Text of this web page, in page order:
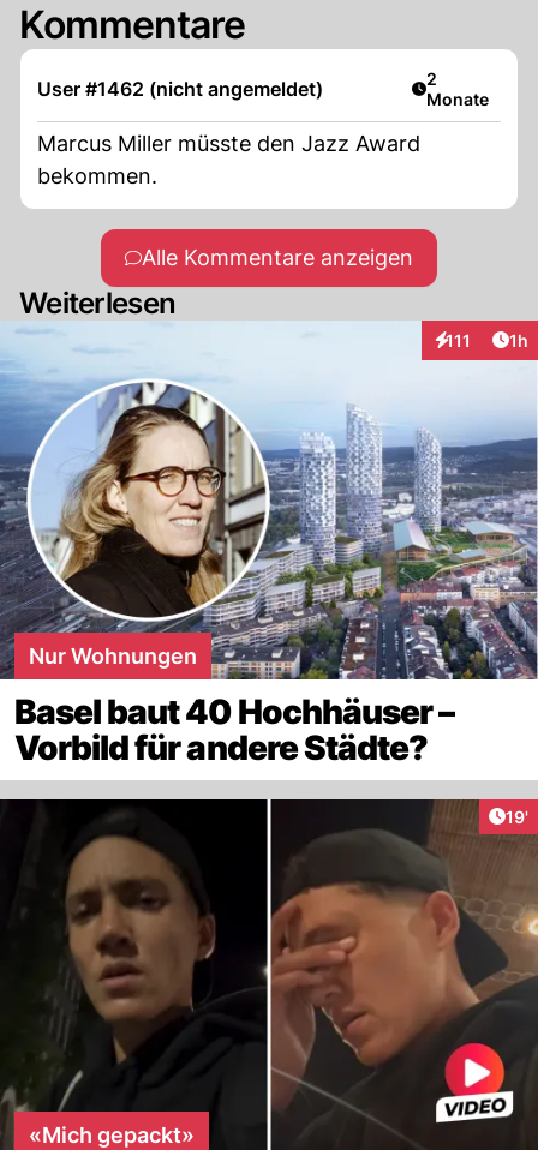
Kommentare
User #1462 (nicht angemeldet) Artikel
2
Monate
Marcus Miller müsste den Jazz Award
bekommen.
Alle Kommentare anzeigen
Weiterlesen
111
Interaktionen
1h
Nur Wohnungen
Basel baut 40 Hochhäuser –
Vorbild für andere Städte?
19'
«Mich gepackt»